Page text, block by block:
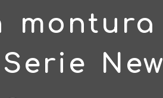
montura
New